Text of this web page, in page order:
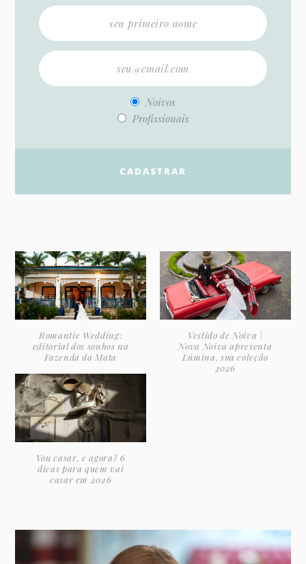
Noivos
Profissionais
Romantic Wedding:
editorial dos sonhos na
Fazenda da Mata
Vestido de Noiva |
Nova Noiva apresenta
Lúmina, sua coleção
2026
Vou casar, e agora? 6
dicas para quem vai
casar em 2026